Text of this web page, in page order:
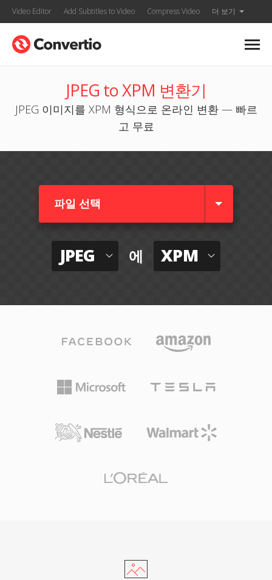
Video Editor Add Subtitles to Video Compress Video 더 보기
JPEG to XPM 변환기
JPEG 이미지를 XPM 형식으로 온라인 변환 — 빠르
고 무료
파일 선택
JPEG 에 XPM